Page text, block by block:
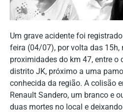
Um grave acidente foi
feira (04/07), por volta das 15h,
proximidades do km 47, entre o
distrito JK, próximo a uma
conhecida da região. A colisão
Renault Sandero, um branco e
duas mortes no local e